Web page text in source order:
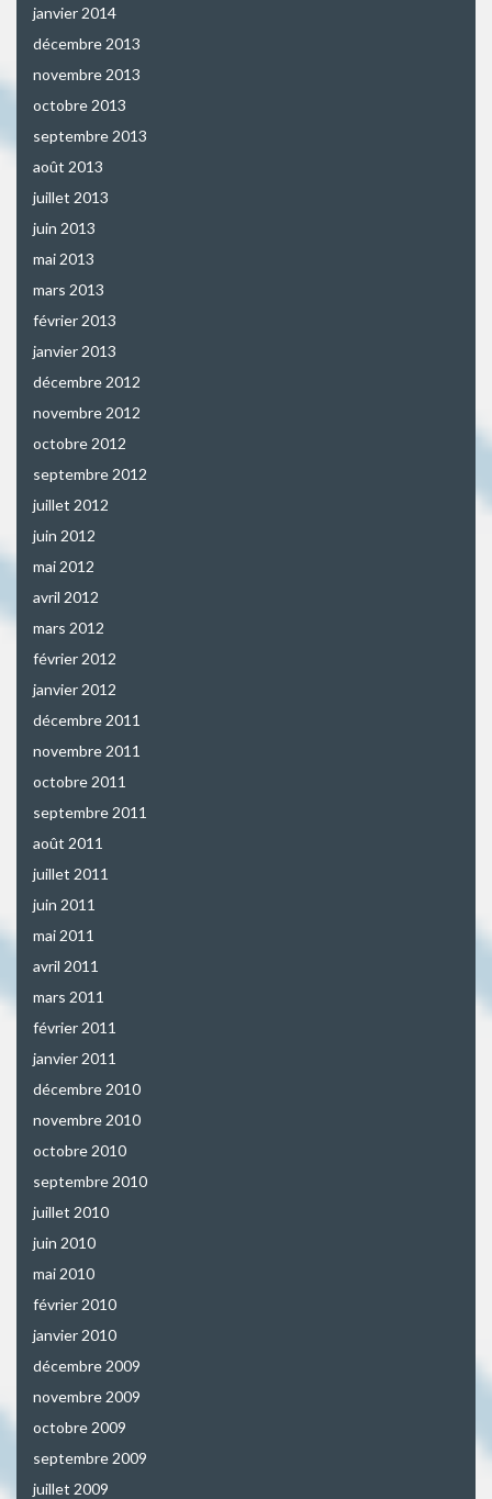
janvier 2014
décembre 2013
novembre 2013
octobre 2013
septembre 2013
août 2013
juillet 2013
juin 2013
mai 2013
mars 2013
février 2013
janvier 2013
décembre 2012
novembre 2012
octobre 2012
septembre 2012
juillet 2012
juin 2012
mai 2012
avril 2012
mars 2012
février 2012
janvier 2012
décembre 2011
novembre 2011
octobre 2011
septembre 2011
août 2011
juillet 2011
juin 2011
mai 2011
avril 2011
mars 2011
février 2011
janvier 2011
décembre 2010
novembre 2010
octobre 2010
septembre 2010
juillet 2010
juin 2010
mai 2010
février 2010
janvier 2010
décembre 2009
novembre 2009
octobre 2009
septembre 2009
juillet 2009